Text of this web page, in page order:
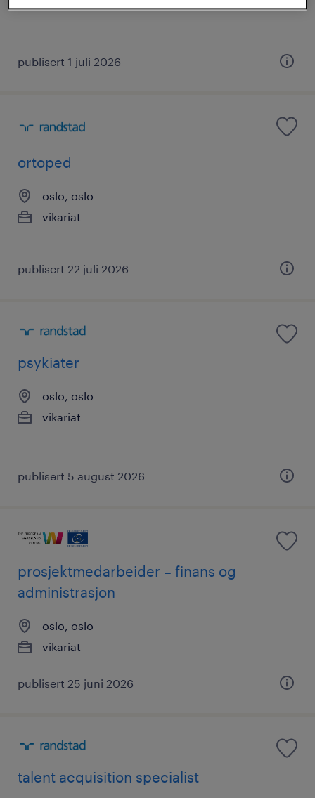
publisert 1 juli 2026
ortoped
oslo, oslo
vikariat
publisert 22 juli 2026
psykiater
oslo, oslo
vikariat
publisert 5 august 2026
prosjektmedarbeider – finans og
administrasjon
oslo, oslo
vikariat
publisert 25 juni 2026
talent acquisition specialist